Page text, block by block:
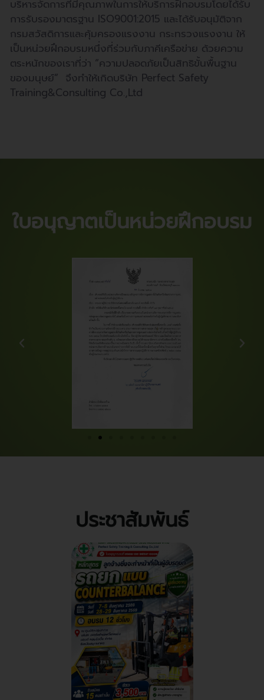
บริหารจัดการที่มีคุณภาพในการให้บริการฝึกอบรมโดยได้รับ
การรับรองมาตรฐาน ISO9001:2015 และได้รับอนุมัติจาก
กรมสวัสดิการและคุ้มครองแรงงาน กระทรวงแรงงาน ให้
เป็นหน่วยฝึกอบรมหนึ่งที่ร่วมกับภาคีเครือข่าย ด้วยความ
ตระหนักของเราที่ว่า “ความปลอดภัยเป็นสิทธิขั้นพื้นฐาน
ของมนุษย์” จึงทำให้เกิดบริษัท Perfect Safety
Training&Consulting Co.,Ltd
ใบอนุญาตเป็นหน่วยฝึกอบรม
ประชาสัมพันธ์